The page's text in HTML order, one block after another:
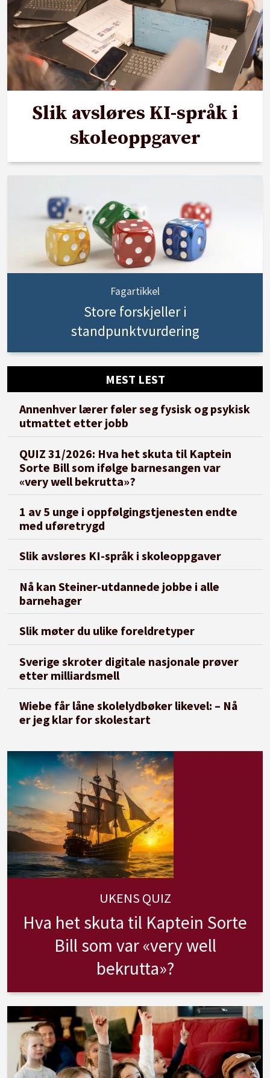
Slik avsløres KI-språk i
skoleoppgaver
Fagartikkel
Store forskjeller i
standpunktvurdering
MEST LEST
Annenhver lærer føler seg fysisk og psykisk
utmattet etter jobb
QUIZ 31/2026: Hva het skuta til Kaptein
Sorte Bill som ifølge barnesangen var
«very well bekrutta»?
1 av 5 unge i oppfølgingstjenesten endte
med uføretrygd
Slik avsløres KI-språk i skoleoppgaver
Nå kan Steiner-utdannede jobbe i alle
barnehager
Slik møter du ulike foreldretyper
Sverige skroter digitale nasjonale prøver
etter milliardsmell
Wiebe får låne skolelydbøker likevel: – Nå
er jeg klar for skolestart
UKENS QUIZ
Hva het skuta til Kaptein Sorte
Bill som var «very well
bekrutta»?